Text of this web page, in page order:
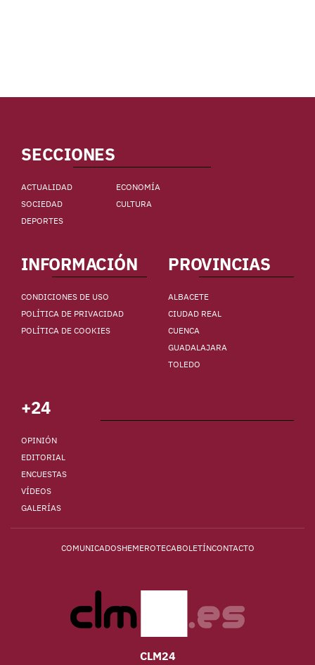
SECCIONES
ACTUALIDAD
ECONOMÍA
SOCIEDAD
CULTURA
DEPORTES
INFORMACIÓN
CONDICIONES DE USO
POLÍTICA DE PRIVACIDAD
POLÍTICA DE COOKIES
PROVINCIAS
ALBACETE
CIUDAD REAL
CUENCA
GUADALAJARA
TOLEDO
+24
OPINIÓN
EDITORIAL
ENCUESTAS
VÍDEOS
GALERÍAS
COMUNICADOSHEMEROTECABOLETÍNCONTACTO
CLM24